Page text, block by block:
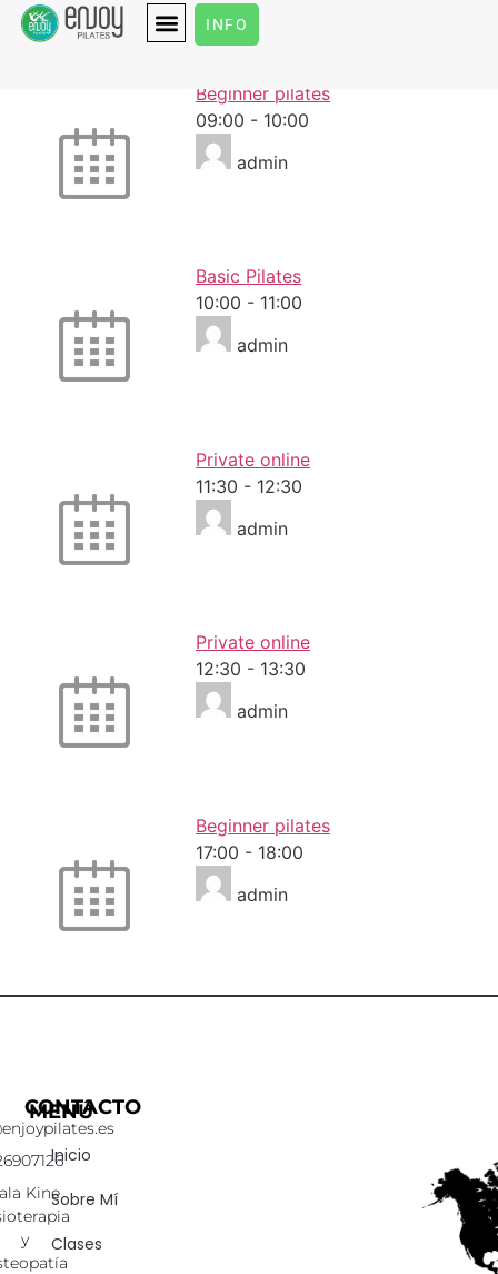
INFO
Tuesday
Beginner pilates
09:00 - 10:00
admin
Basic Pilates
10:00 - 11:00
admin
Private online
11:30 - 12:30
admin
Private online
12:30 - 13:30
admin
Beginner pilates
17:00 - 18:00
admin
MENÚ
Inicio
Sobre Mí
Clases
CONTACTO
Kine
y